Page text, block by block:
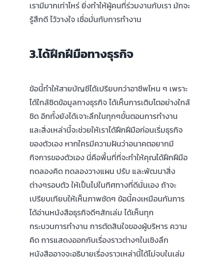
เรามีมากเท่าไหร่ ยิ่งทำให้ผู้คนที่ร่วมงานกับเรา มักจะ
รู้สึกดี ไว้วางใจ เชื่อมั่นกับการทำงาน
3.ได้ฝึกฝีมือทางธุรกิจ
ข้อนี้ทำให้สายบัญชีได้เปรียบกว่าอาชีพไหน ๆ เพราะ
ได้ใกล้ชิดข้อมูลทางธุรกิจ ได้เห็นการเติบโตอย่างใกล้
ชิด อีกทั้งยังได้เจาะลึกในทุกๆขั้นตอนการทำงาน
และสิ่งเหล่านี้จะช่วยให้เราได้ฝึกฝีมือก่อนเริ่มธุรกิจ
ของตัวเอง หากใครมีความฝันว่าอนาคตอยากมี
กิจการของตัวเอง นี่คือพื้นที่ที่จะทำให้คุณได้ฝึกฝีมือ
ทดลองคิด ทดลองวางแผน ปรับ และพัฒนาสิ่ง
ต่างๆรอบตัว ให้เป็นไปในทิศทางที่ดีนั่นเอง ถ้าจะ
เปรียบเทียบให้เห็นภาพชัดๆ ข้อนี้คงเหมือนกันการ
ได้อ่านหนังสือธุรกิจดีๆสักเล่ม ได้เห็นทุก
กระบวนการทำงาน การตัดสินใจของผู้บริหาร ความ
คิด การแสดงออกกับเรื่องราวต่างๆในเชิงลึก
หนังสืออาจจะอธิบายเรื่องราวเหล่านี้ได้ไม่จบในเล่ม